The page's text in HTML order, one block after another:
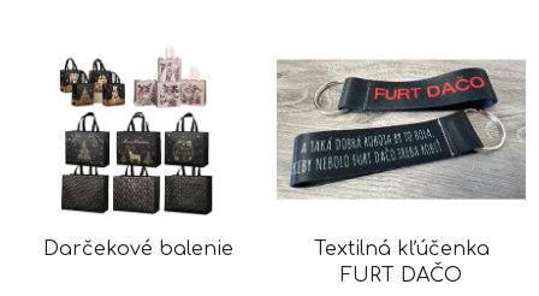
Darčekové balenie
Textilná kľúčenka
FURT DAČO